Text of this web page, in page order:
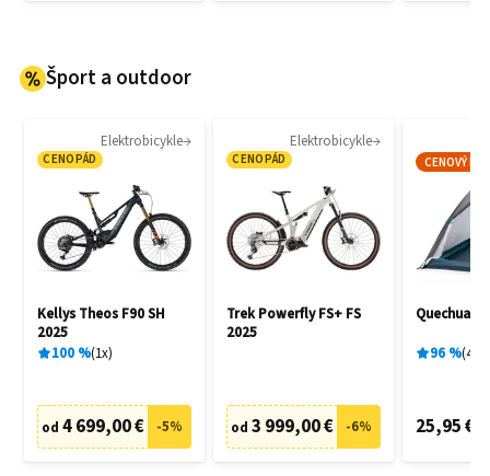
Šport a outdoor
Elektrobicykle
CENOPÁD
Kellys Theos F90 SH
2025
100% 1x
od 4 699,00 € -5%
Elektrobicykle
CENOPÁD
Trek Powerfly FS+ FS
2025
od 3 999,00 € -6%
CENOVÝ HIT
Quechua
96% 4
25,95 €